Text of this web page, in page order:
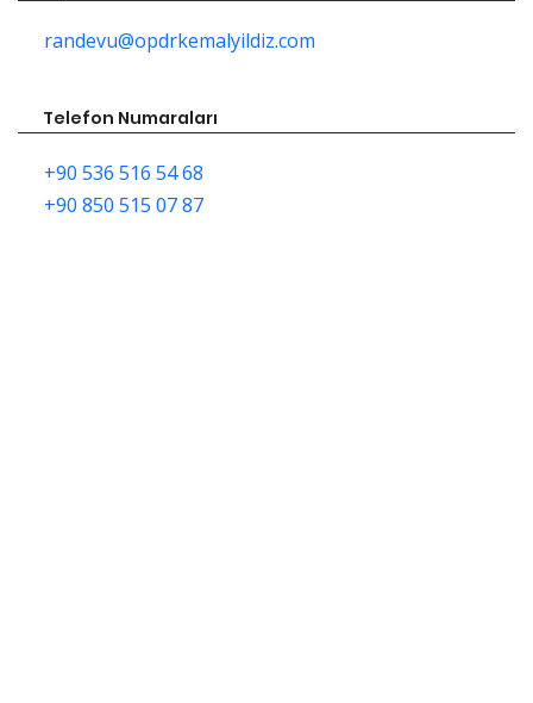
randevu@opdrkemalyildiz.com
Telefon Numaraları
+90 536 516 54 68
+90 850 515 07 87